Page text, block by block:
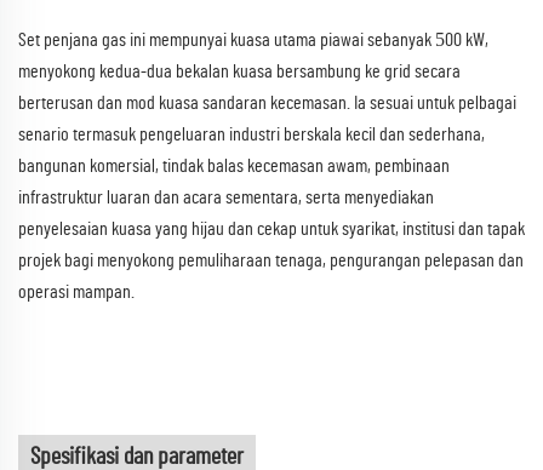
Set penjana gas ini mempunyai kuasa utama piawai sebanyak 500 kW,
menyokong kedua-dua bekalan kuasa bersambung ke grid secara
berterusan dan mod kuasa sandaran kecemasan. Ia sesuai untuk pelbagai
senario termasuk pengeluaran industri berskala kecil dan sederhana,
bangunan komersial, tindak balas kecemasan awam, pembinaan
infrastruktur luaran dan acara sementara, serta menyediakan
penyelesaian kuasa yang hijau dan cekap untuk syarikat, institusi dan tapak
projek bagi menyokong pemuliharaan tenaga, pengurangan pelepasan dan
operasi mampan.
Spesifikasi dan parameter